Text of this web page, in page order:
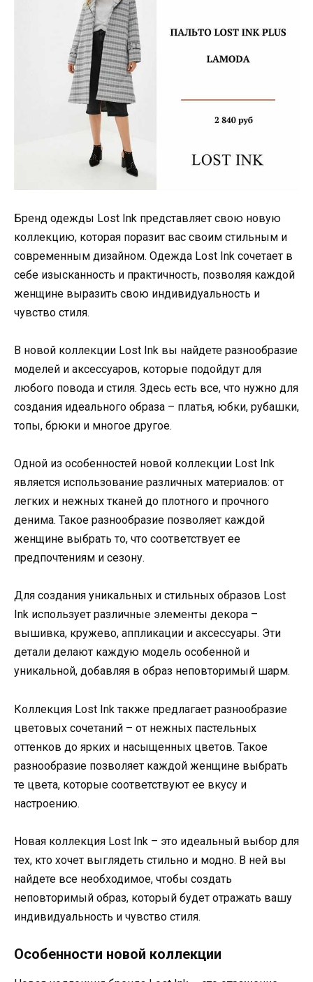
Бренд одежды Lost Ink представляет свою новую
коллекцию, которая поразит вас своим стильным и
современным дизайном. Одежда Lost Ink сочетает в
себе изысканность и практичность, позволяя каждой
женщине выразить свою индивидуальность и
чувство стиля.
В новой коллекции Lost Ink вы найдете разнообразие
моделей и аксессуаров, которые подойдут для
любого повода и стиля. Здесь есть все, что нужно для
создания идеального образа – платья, юбки, рубашки,
топы, брюки и многое другое.
Одной из особенностей новой коллекции Lost Ink
является использование различных материалов: от
легких и нежных тканей до плотного и прочного
денима. Такое разнообразие позволяет каждой
женщине выбрать то, что соответствует ее
предпочтениям и сезону.
Для создания уникальных и стильных образов Lost
Ink использует различные элементы декора –
вышивка, кружево, аппликации и аксессуары. Эти
детали делают каждую модель особенной и
уникальной, добавляя в образ неповторимый шарм.
Коллекция Lost Ink также предлагает разнообразие
цветовых сочетаний – от нежных пастельных
оттенков до ярких и насыщенных цветов. Такое
разнообразие позволяет каждой женщине выбрать
те цвета, которые соответствуют ее вкусу и
настроению.
Новая коллекция Lost Ink – это идеальный выбор для
тех, кто хочет выглядеть стильно и модно. В ней вы
найдете все необходимое, чтобы создать
неповторимый образ, который будет отражать вашу
индивидуальность и чувство стиля.
Особенности новой коллекции